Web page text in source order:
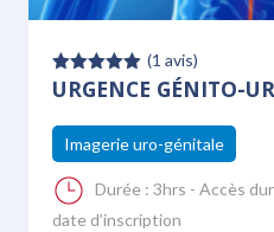
Note5.00
sur 5
(1 avis)
URGENCE GÉNITO-
Imagerie uro-génitale
Durée : 3hrs - Accès
date d’inscription